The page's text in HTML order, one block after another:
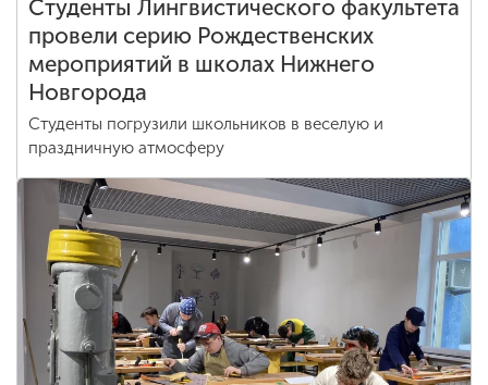
Студенты Лингвистического факультета
провели серию Рождественских
мероприятий в школах Нижнего
Новгорода
Студенты погрузили школьников в веселую и
праздничную атмосферу